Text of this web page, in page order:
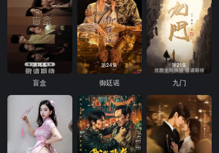
第15集
盲盒
第24集
御廷谣
第21集
九门